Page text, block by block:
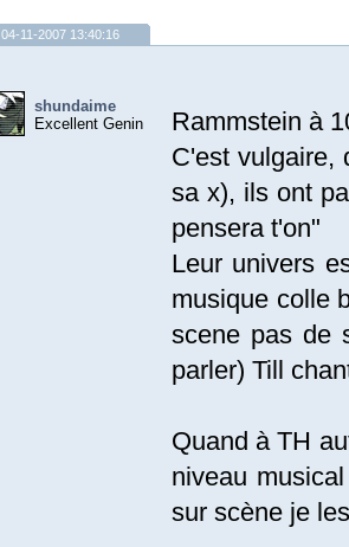
04-11-2007 13:40:16
shundaime
Excellent Genin
Rammstein à
C'est vulgaire,
sa x), ils ont
pensera t'on"
Leur univers
musique colle
scene pas de
parler) Till
Quand à TH
niveau
sur scène je